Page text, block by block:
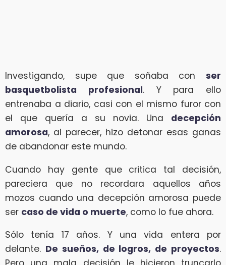
Investigando, supe que soñaba con ser
basquetbolista profesional. Y para ello
entrenaba a diario, casi con el mismo furor con
el que quería a su novia. Una decepción
amorosa, al parecer, hizo detonar esas ganas
de abandonar este mundo.
Cuando hay gente que critica tal decisión,
pareciera que no recordara aquellos años
mozos cuando una decepción amorosa puede
ser caso de vida o muerte, como lo fue ahora.
Sólo tenía 17 años. Y una vida entera por
delante. De sueños, de logros, de proyectos.